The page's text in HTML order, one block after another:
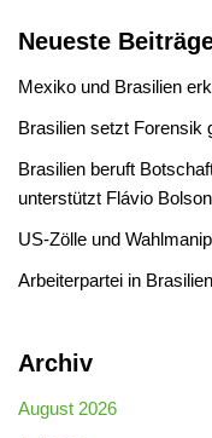
Neueste
Mexiko und Brasilien
Brasilien setzt Forensik
Brasilien beruft
unterstützt Flávio
US-Zölle und
Arbeiterpartei in
Archiv
August 2026